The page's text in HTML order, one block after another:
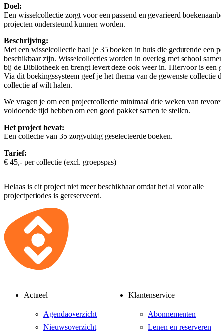
Doel:
Een wisselcollectie zorgt voor een passend en gevarieerd
projecten ondersteund kunnen worden.
Beschrijving:
Met een wisselcollectie haal je 35 boeken in huis die gedurende een
beschikbaar zijn. Wisselcollecties worden in overleg met school
bij de Bibliotheek en brengt levert deze ook weer in. Hiervoor is een
Via dit boekingssysteem geef je het thema van de gewenste collectie
collectie af wilt halen.
We vragen je om een projectcollectie minimaal drie weken van
voldoende tijd hebben om een goed pakket samen te stellen.
Het project bevat:
Een collectie van 35 zorgvuldig geselecteerde boeken.
Tarief:
€ 45,- per collectie (excl. groepspas)
Helaas is dit project niet meer beschikbaar omdat het al voor alle
projectperiodes is gereserveerd.
Actueel
Agendaoverzicht
Nieuwsoverzicht
Klantenservice
Abonnementen
Lenen en reserveren